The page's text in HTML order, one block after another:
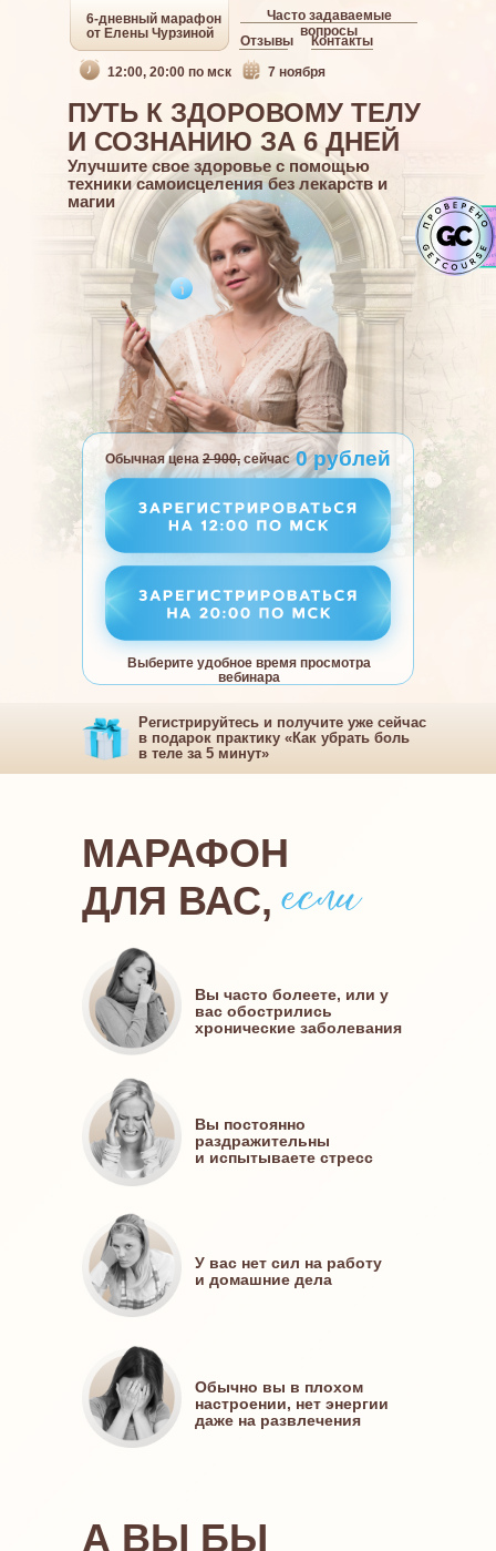
Улучшите свое здоровье с помощью
техники самоисцеления без лекарств и
магии
ПУТЬ К ЗДОРОВОМУ ТЕЛУ
И СОЗНАНИЮ ЗА 6 ДНЕЙ
Выберите удобное время просмотра
вебинара
6-дневный марафон
от Елены Чурзиной
12:00, 20:00 по мск 7 ноября
Обычная цена 2 900, сейчас 0 рублей
Регистрируйтесь и получите уже сейчас
в подарок практику «Как убрать боль
в теле за 5 минут»
Часто задаваемые
вопросы
Отзывы Контакты
Вы постоянно
раздражительны
и испытываете стресс
МАРАФОН
ДЛЯ ВАС,
Вы часто болеете, или у
вас обострились
хронические заболевания
У вас нет сил на работу
и домашние дела
Обычно вы в плохом
настроении, нет энергии
даже на развлечения
А ВЫ БЫ